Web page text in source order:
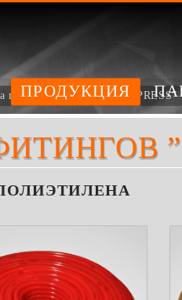
ПРОДУКЦИЯ
пресс-фитингов ”FADO PRESS”